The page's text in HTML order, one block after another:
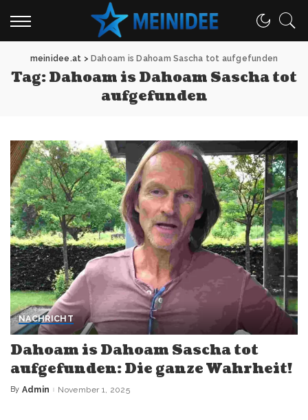
meinidee.at > Dahoam is Dahoam Sascha tot aufgefunden
Tag:Dahoam is Dahoam Sascha tot
aufgefunden
NACHRICHT
Dahoam is Dahoam Sascha tot
aufgefunden: Die ganze Wahrheit!
Posted
By Admin November 1, 2025